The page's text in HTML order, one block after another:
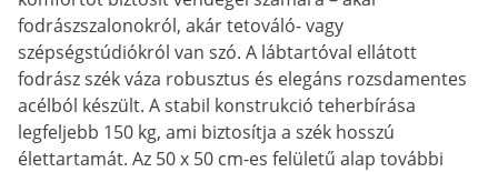
fodrászszalonokról, akár tetováló- vagy
szépségstúdiókról van szó. A lábtartóval ellátott
fodrász szék váza robusztus és elegáns rozsdamentes
acélból készült. A stabil konstrukció teherbírása
legfeljebb 150 kg, ami biztosítja a szék hosszú
élettartamát. Az 50 x 50 cm-es felületű alap további